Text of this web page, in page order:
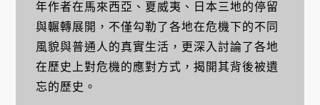
年作者在馬來西亞、夏威夷、日本三地的停留
與輾轉展開，不僅勾勒了各地在危機下的不同
風貌與普通人的真實生活，更深入討論了各地
在歷史上對危機的應對方式，揭開其背後被遺
忘的歷史。